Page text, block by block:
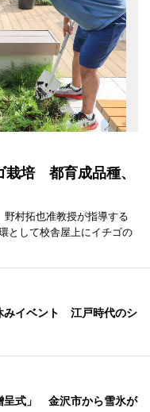
栽培 都育成品種、
村拓也准教授が指導する
として校舎屋上にイチゴの
みイベント 江戸時代のシ
呈式」 金沢市から雪氷が